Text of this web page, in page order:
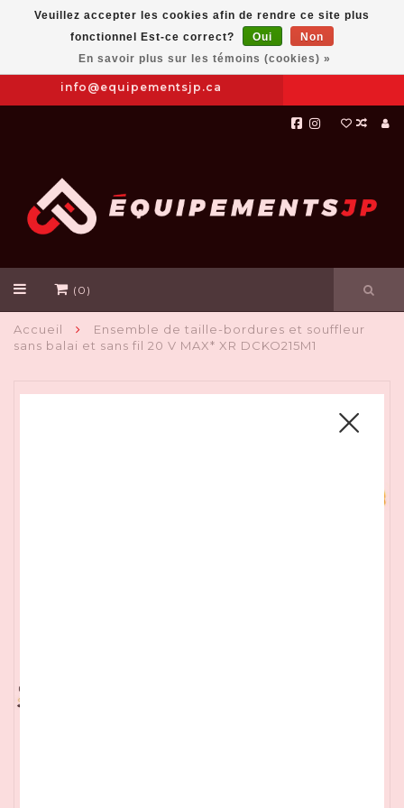
info@equipementsjp.ca
Prendre
(0)
Accueil
Ensemble de taille-bordures et souffleur
sans balai et sans fil 20 V MAX* XR DCKO215M1
Veuillez accepter les cookies afin de rendre ce site plus
fonctionnel Est-ce correct?
Oui
Non
En savoir plus sur les témoins (cookies) »